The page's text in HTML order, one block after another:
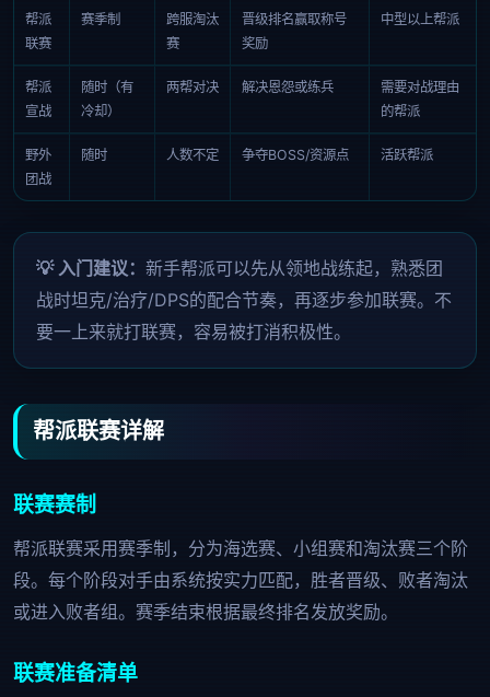
帮派
联赛
赛季制
跨服淘汰
赛
晋级排名赢取称号
奖励
中型以上帮派
帮派
宣战
随时（有
冷却）
两帮对决 解决恩怨或练兵
需要对战理由
的帮派
野外
团战
随时 人数不定 争夺BOSS/资源点 活跃帮派
💡 入门建议： 新手帮派可以先从领地战练起，熟悉团
战时坦克/治疗/DPS的配合节奏，再逐步参加联赛。不
要一上来就打联赛，容易被打消积极性。
帮派联赛详解
联赛赛制
帮派联赛采用赛季制，分为海选赛、小组赛和淘汰赛三个阶
段。每个阶段对手由系统按实力匹配，胜者晋级、败者淘汰
或进入败者组。赛季结束根据最终排名发放奖励。
联赛准备清单